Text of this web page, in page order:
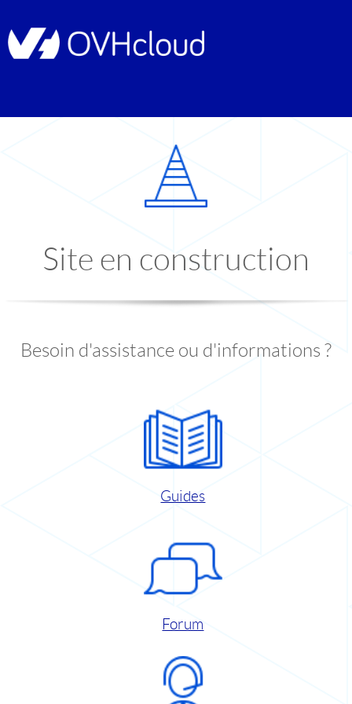
Site en construction
Besoin d'assistance ou d'informations ?
Guides
Forum